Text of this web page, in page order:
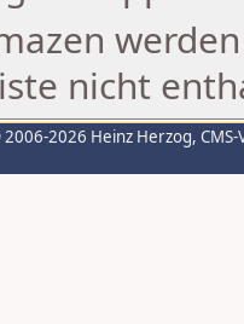
nicht
2026 Heinz Herzog,